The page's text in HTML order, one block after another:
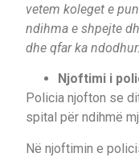
vetem koleget e
ndihma e shpejte
dhe qfar ka
Njoftimi i
Policia njofton se
spital për ndihmë
Në njoftimin e